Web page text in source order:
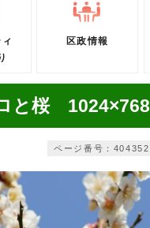
区政情報
と桜 1024×768
ページ番号：404352